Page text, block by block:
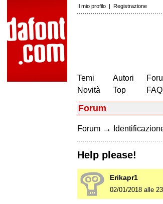
Il mio profilo | Registrazione
Temi
Novità
Autori
Top
FAQ
Forum
Forum →
Help please!
Erikapr1
02/01/2018 alle